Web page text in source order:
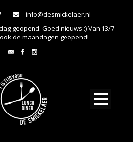
info@desmickelaer.nl
geopend. Goed nieuws :) Van 13/7
de maandagen geopend!